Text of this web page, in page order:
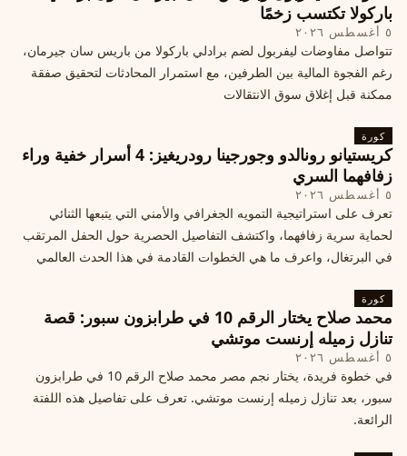
باركولا تكتسب زخمًا
٥ أغسطس ٢٠٢٦
تتواصل مفاوضات ليفربول لضم برادلي باركولا من باريس سان جيرمان،
رغم الفجوة المالية بين الطرفين، مع استمرار المحادثات لتحقيق صفقة
ممكنة قبل إغلاق سوق الانتقالات
كورة
كريستيانو رونالدو وجورجينا رودريغيز: 4 أسرار خفية وراء
زفافهما السري
٥ أغسطس ٢٠٢٦
تعرف على استراتيجية التمويه الجغرافي والأمني التي يتبعها الثنائي
لحماية سرية زفافهما، واكتشف التفاصيل الحصرية حول الحفل المرتقب
في البرتغال، واعرف ما هي الخطوات القادمة في هذا الحدث العالمي
كورة
محمد صلاح يختار الرقم 10 في طرابزون سبور: قصة
تنازل زميله إرنست موتشي
٥ أغسطس ٢٠٢٦
في خطوة فريدة، يختار نجم مصر محمد صلاح الرقم 10 في طرابزون
سبور، بعد تنازل زميله إرنست موتشي. تعرف على تفاصيل هذه اللفتة
الرائعة.